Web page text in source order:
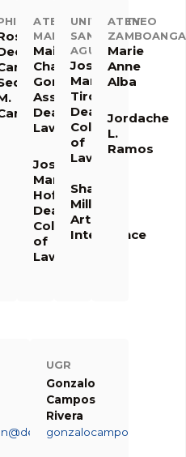
ATENEO
MANILA
Maita
Chan-
Gonzaga,
Associate
Dean,
Law
Jose
Maria
Hofileña,
Dean
College
of
Law
UNIVERSITY
SAN
AGUSTIN
Jose
Mari
Tirol,
Dean
College
of
Law
Sharon
Millan
Artificial
Intelligence
ATENEO
ZAMBOANGA
Marie
Anne
Alba
Jordache
L.
Ramos
UGR
Gonzalo
Campos
Rivera